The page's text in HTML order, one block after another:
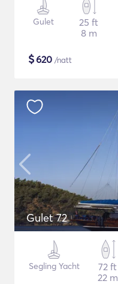
Gulet
25 ft
8 m
$620 /natt
Gulet 72
Segling Yacht
72 ft
22 m